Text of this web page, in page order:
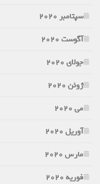
سپتامبر 2020
آگوست 2020
جولای 2020
ژوئن 2020
می 2020
آوریل 2020
مارس 2020
فوریه 2020